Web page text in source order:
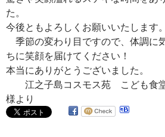
た。
今後ともよろしくお願いいたします。
季節の変わり目ですので、体調に
ちに笑顔を届けてください！
本当にありがとうございました。
江之子島コスモス苑 こども食
様より